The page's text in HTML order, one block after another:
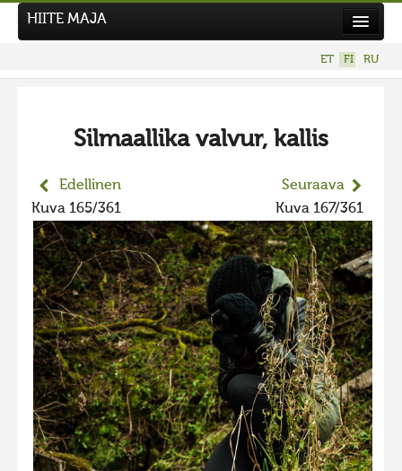
Hiite kuvavõistlus 2026
Hiisien kuvakilpailu 2025
2025 kuvakilpailu lisä
Liikuvad kuvad 2025
Hiisien kuvakilpailu 2024
2024 kuvakilpailu lisä
Liikkuvat kuvat 2024
Hiisien kuvakilpailu 2023
2023 kuvakilpailu lisä
Liikkuvat kuvat 2023
HIITE MAJA
ET FI RU
Silmaallika valvur, kallis
Edellinen
Kuva 165/361
Seuraava
Kuva 167/361